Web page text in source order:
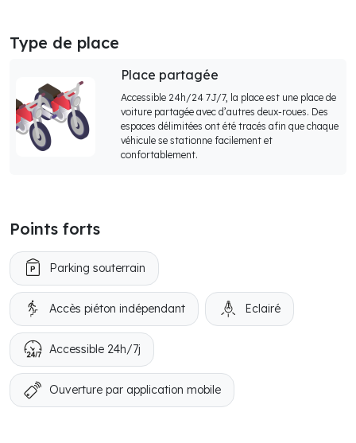
Type de place
Place partagée
Accessible 24h/24 7J/7, la place est une place de
voiture partagée avec d’autres deux-roues. Des
espaces délimitées ont été tracés afin que chaque
véhicule se stationne facilement et
confortablement.
Points forts
Parking souterrain
Accès piéton indépendant Eclairé
Accessible 24h/7j
Ouverture par application mobile